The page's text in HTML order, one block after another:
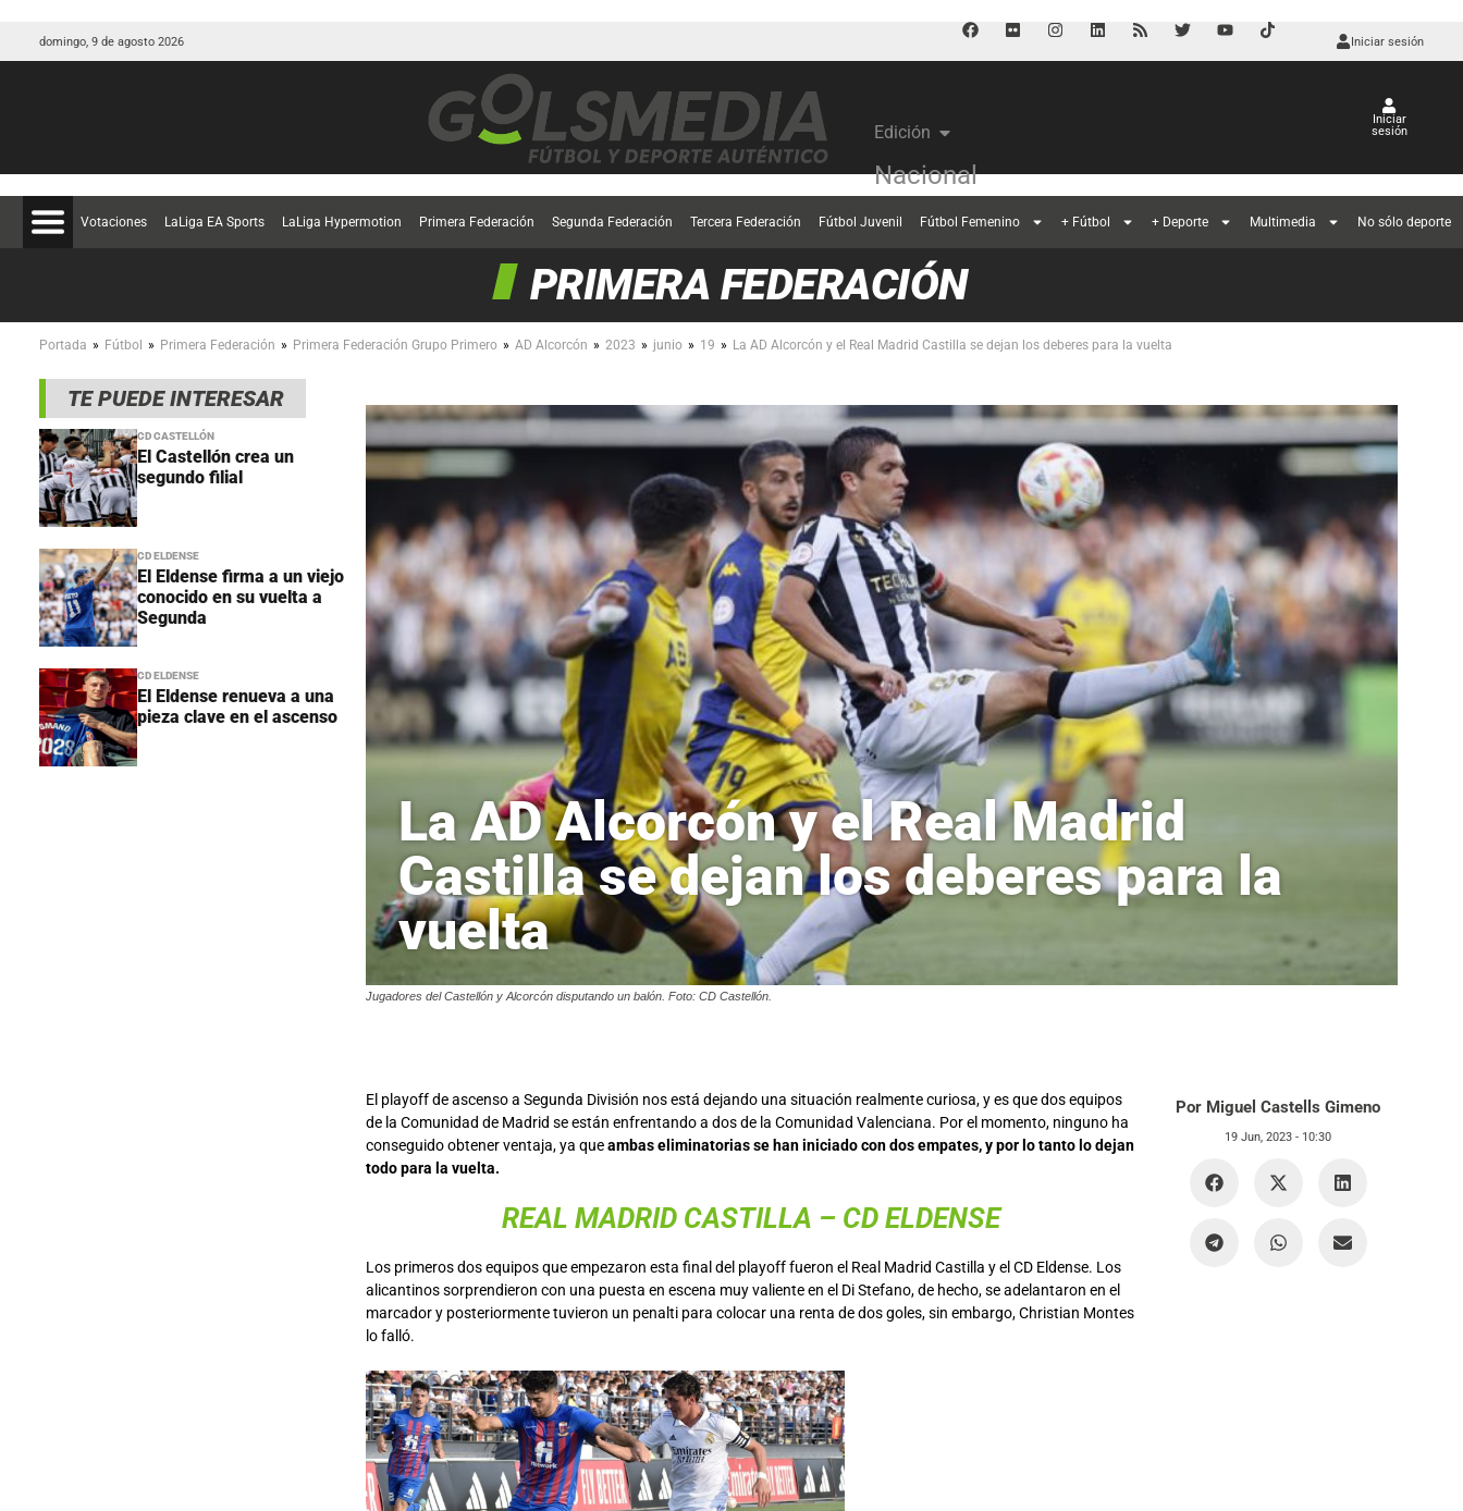
domingo, 9 de agosto 2026 Iniciar sesión
Edición
Nacional
Iniciar
sesión
Votaciones LaLiga EA Sports LaLiga Hypermotion Primera Federación Segunda Federación Tercera Federación Fútbol Juvenil Fútbol Femenino + Fútbol + Deporte Multimedia No sólo deporte
PRIMERA FEDERACIÓN
Portada » Fútbol » Primera Federación » Primera Federación Grupo Primero » AD Alcorcón » 2023 » junio » 19 » La AD Alcorcón y el Real Madrid Castilla se dejan los deberes para la vuelta
TE PUEDE INTERESAR
CD CASTELLÓN
El Castellón crea un
segundo filial
CD ELDENSE
El Eldense firma a un viejo
conocido en su vuelta a
Segunda
CD ELDENSE
El Eldense renueva a una
pieza clave en el ascenso
La AD Alcorcón y el Real Madrid
Castilla se dejan los deberes para la
vuelta
Jugadores del Castellón y Alcorcón disputando un balón. Foto: CD Castellón.
El playoff de ascenso a Segunda División nos está dejando una situación realmente curiosa, y es que dos equipos
de la Comunidad de Madrid se están enfrentando a dos de la Comunidad Valenciana. Por el momento, ninguno ha
conseguido obtener ventaja, ya queambas eliminatorias se han iniciado con dos empates, y por lo tanto lo dejan
todo para la vuelta.
REAL MADRID CASTILLA – CD ELDENSE
Los primeros dos equipos que empezaron esta final del playoff fueron el Real Madrid Castilla y el CD Eldense. Los
alicantinos sorprendieron con una puesta en escena muy valiente en el Di Stefano, de hecho, se adelantaron en el
marcador y posteriormente tuvieron un penalti para colocar una renta de dos goles, sin embargo, Christian Montes
lo falló.
Por Miguel Castells Gimeno
19 Jun, 2023 - 10:30